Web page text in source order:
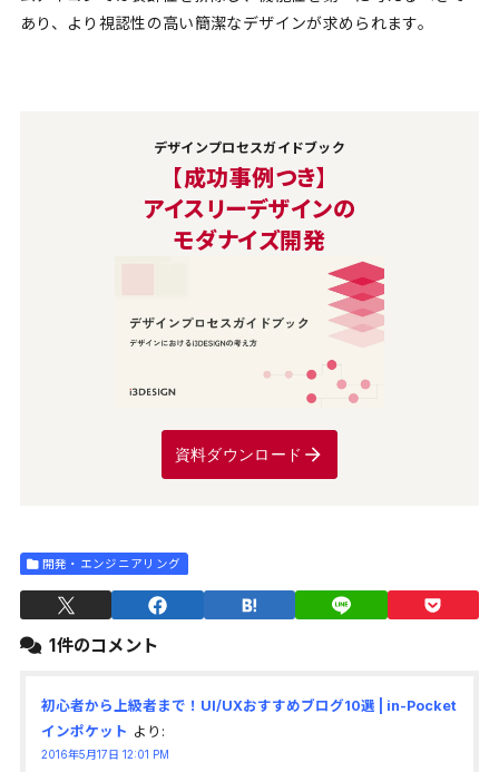
あり、より視認性の高い簡潔なデザインが求められます。
デザインプロセスガイドブック
【成功事例つき】
アイスリーデザインの
モダナイズ開発
資料ダウンロード
開発・エンジニアリング
1件のコメント
初心者から上級者まで！UI/UXおすすめブログ10選 | in-Pocket
インポケット より:
2016年5月17日 12:01 PM